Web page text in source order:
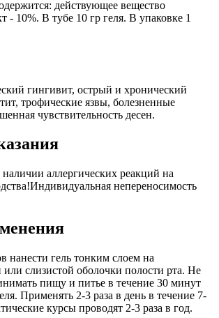
действующее вещество
- 10%. В тубе 10 гр геля. В упаковке 1
гингивит, острый и хронический
трофические язвы, болезненные
чувствительность десен.
аллергических реакций на
непереносимость
нанести гель тонким слоем на
или слизистой оболочки полости рта. Не
пищу и питье в течение 30 минут
Применять 2-3 раза в день в течение 7-
курсы проводят 2-3 раза в год.